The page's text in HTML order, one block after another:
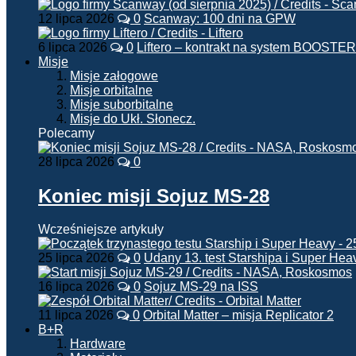
12 lipca 2026 0 Scanway: 100 dni na GPW
6 lipca 2026 0 Liftero – kontrakt na system BOOSTER
Misje
Misje załogowe
Misje orbitalne
Misje suborbitalne
Misje do Ukł. Słonecz.
Polecamy
28 lipca 2026 0
Koniec misji Sojuz MS-28
Wcześniejsze artykuły
25 lipca 2026 0 Udany 13. test Starshipa i Super
16 lipca 2026 0 Sojuz MS-29 na ISS
11 lipca 2026 0 Orbital Matter – misja Replicator 2
B+R
Hardware